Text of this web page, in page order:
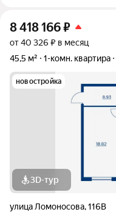
8 418 166₽
от 40 326 ₽ в месяц
45,5 м²
1-комн. квартира
новостройка
3D-тур
улица Ломоносова,116В